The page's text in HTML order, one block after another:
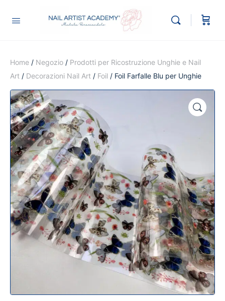
Home / Negozio / Prodotti per Ricostruzione Unghie e Nail
Art / Decorazioni Nail Art / Foil / Foil Farfalle Blu per Unghie
🔍